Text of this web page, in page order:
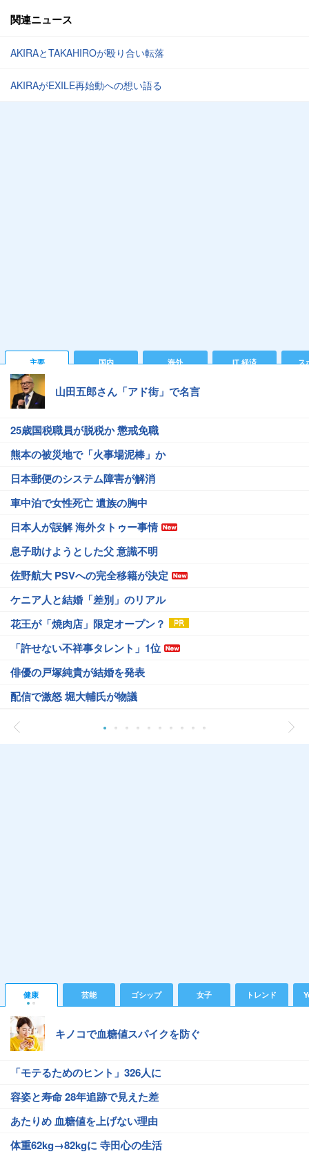
関連ニュース
AKIRAとTAKAHIROが殴り合い転落
AKIRAがEXILE再始動への想い語る
主要 国内 海外 IT 経済 ス
山田五郎さん「アド街」で名言
25歳国税職員が脱税か 懲戒免職
熊本の被災地で「火事場泥棒」か
日本郵便のシステム障害が解消
車中泊で女性死亡 遺族の胸中
日本人が誤解 海外タトゥー事情
息子助けようとした父 意識不明
佐野航大 PSVへの完全移籍が決定
ケニア人と結婚「差別」のリアル
花王が「焼肉店」限定オープン？
「許せない不祥事タレント」1位
俳優の戸塚純貴が結婚を発表
配信で激怒 堀大輔氏が物議
健康 芸能 ゴシップ 女子 トレンド
キノコで血糖値スパイクを防ぐ
「モテるためのヒント」326人に
容姿と寿命 28年追跡で見えた差
あたりめ 血糖値を上げない理由
体重62kg→82kgに 寺田心の生活